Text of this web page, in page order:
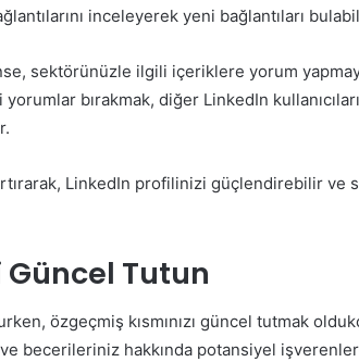
inceleyerek yeni bağlantıları
sektörünüzle ilgili içeriklere yorum
bırakmak, diğer LinkedIn
artırarak, LinkedIn profilinizi güçlendirebilir
Tutun
özgeçmiş kısmınızı güncel tutmak
becerileriniz hakkında potansiyel